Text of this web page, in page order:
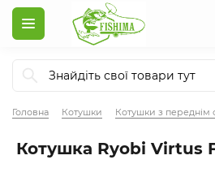
Головна Котушки Котушки з переднім
Котушка Ryobi Virtus